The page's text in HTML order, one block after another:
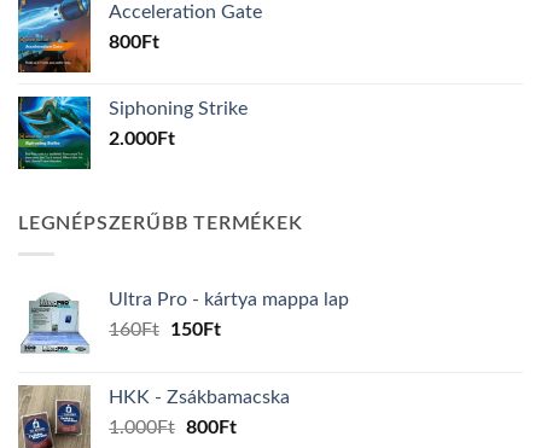
Acceleration Gate
800Ft
Siphoning Strike
2.000Ft
LEGNÉPSZERŰBB TERMÉKEK
Ultra Pro - kártya mappa lap
160Ft
Original
160Ft.
150FtCurrent
150Ft.
HKK - Zsákbamacska
1.000Ft Original
800FtCurrent